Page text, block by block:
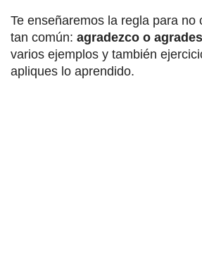
Te enseñaremos la regla para no
tan común: agradezco o
varios ejemplos y también
apliques lo aprendido.